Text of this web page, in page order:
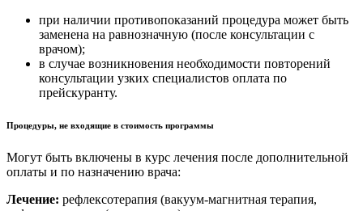
при наличии противопоказаний процедура может быть
заменена на равнозначную (после консультации с
врачом);
в случае возникновения необходимости повторений
консультации узких специалистов оплата по
прейскуранту.
Процедуры, не входящие в стоимость программы
Могут быть включены в курс лечения после дополнительной
оплаты и по назначению врача:
Лечение: рефлексотерапия (вакуум-магнитная терапия,